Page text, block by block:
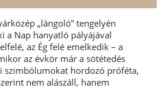
„lángoló” tengelyén
a Nap hanyatló pályájával
az Ég felé emelkedik – a
az évkör már a sötétedés
szimbólumokat hordozó próféta,
nem alászáll, hanem